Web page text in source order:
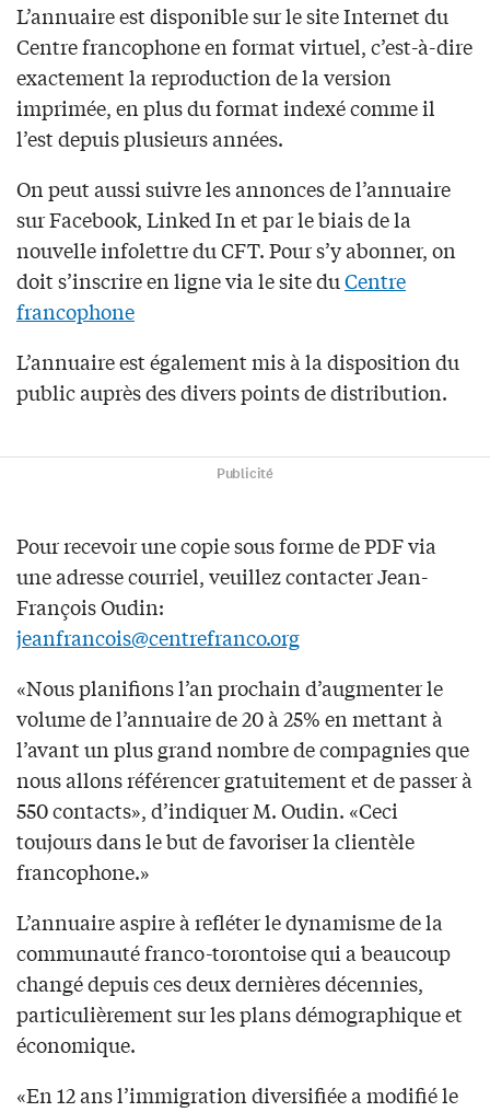
L’annuaire est disponible sur le site Internet du
Centre francophone en format virtuel, c’est-à-dire
exactement la reproduction de la version
imprimée, en plus du format indexé comme il
l’est depuis plusieurs années.
On peut aussi suivre les annonces de l’annuaire
sur Facebook, Linked In et par le biais de la
nouvelle infolettre du CFT. Pour s’y abonner, on
doit s’inscrire en ligne via le site duCentre
francophone
L’annuaire est également mis à la disposition du
public auprès des divers points de distribution.
Publicité
Pour recevoir une copie sous forme de PDF via
une adresse courriel, veuillez contacter Jean-
François Oudin:
jeanfrancois@centrefranco.org
«Nous planifions l’an prochain d’augmenter le
volume de l’annuaire de 20 à 25% en mettant à
l’avant un plus grand nombre de compagnies que
nous allons référencer gratuitement et de passer à
550 contacts», d’indiquer M. Oudin. «Ceci
toujours dans le but de favoriser la clientèle
francophone.»
L’annuaire aspire à refléter le dynamisme de la
communauté franco-torontoise qui a beaucoup
changé depuis ces deux dernières décennies,
particulièrement sur les plans démographique et
économique.
«En 12 ans l’immigration diversifiée a modifié le